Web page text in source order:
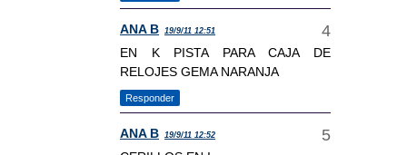
ANA B 19/9/11 12:51
EN K PISTA PARA CAJA DE
RELOJES GEMA NARANJA
Responder
ANA B 19/9/11 12:52